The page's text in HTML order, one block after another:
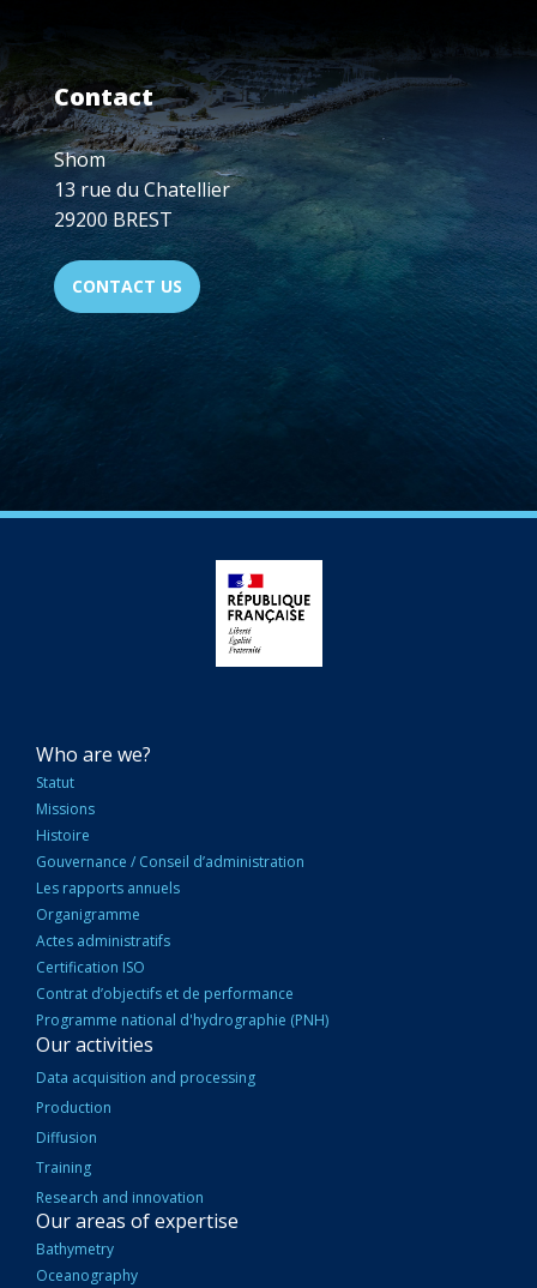
Contact
Shom
13 rue du Chatellier
29200 BREST
CONTACT US
NAVIGATION
PRINCIPALE
Who are we?
Statut
Missions
Histoire
Gouvernance / Conseil d’administration
Les rapports annuels
Organigramme
Actes administratifs
Certification ISO
Contrat d’objectifs et de performance
Programme national d'hydrographie (PNH)
Our activities
Data acquisition and processing
Production
Diffusion
Training
Research and innovation
Our areas of expertise
Bathymetry
Oceanography